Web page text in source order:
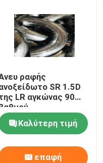
ραφής
SR 1.5D
LR αγκώνας 90
Καλύτερη τιμή
επαφή